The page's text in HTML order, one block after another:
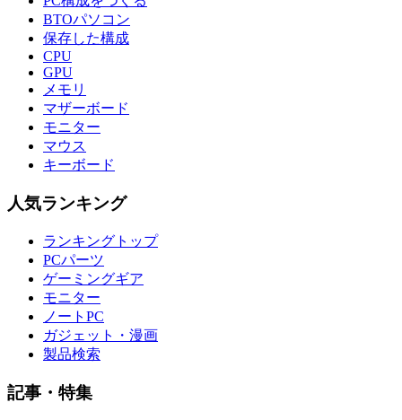
BTOパソコン
保存した構成
CPU
GPU
メモリ
マザーボード
モニター
マウス
キーボード
人気ランキング
ランキングトップ
PCパーツ
ゲーミングギア
モニター
ノートPC
ガジェット・漫画
製品検索
記事・特集